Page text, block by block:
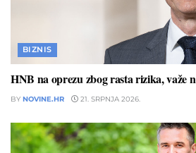
BIZNIS
HNB na oprezu zbog rasta rizika, važe
BY NOVINE.HR 21. SRPNJA 2026.